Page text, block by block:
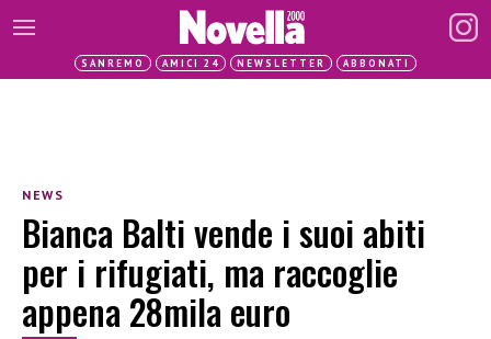
SANREMO AMICI 24 NEWSLETTER ABBONATI
NEWS
Bianca Balti vende i suoi abiti
per i rifugiati, ma raccoglie
appena 28mila euro